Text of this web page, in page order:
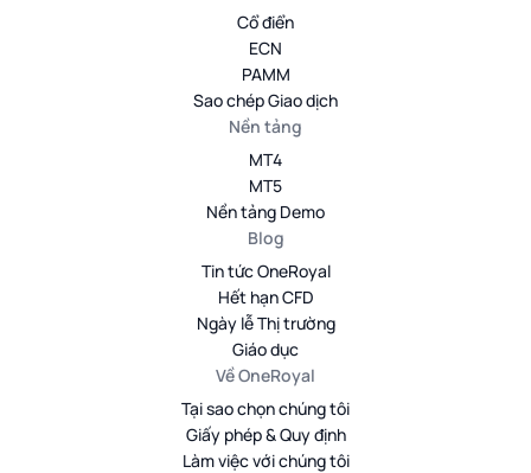
Cổ điển
ECN
PAMM
Sao chép Giao dịch
Nền tảng
MT4
MT5
Nền tảng Demo
Blog
Tin tức OneRoyal
Hết hạn CFD
Ngày lễ Thị trường
Giáo dục
Về OneRoyal
Tại sao chọn chúng tôi
Giấy phép & Quy định
Làm việc với chúng tôi